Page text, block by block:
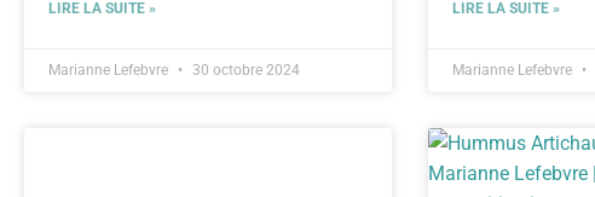
siècles, ce condiment polyvalent
modernes, des viandes grillées aux
LIRE LA SUITE »
Marianne Lefebvre 30 octobre 2024
LIRE LA SUITE »
Marianne Lefebvre